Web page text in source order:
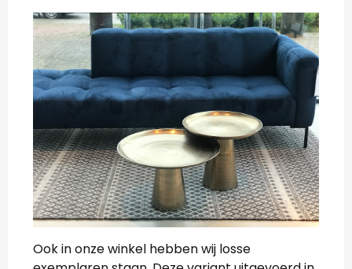
Ook in onze winkel hebben wij losse